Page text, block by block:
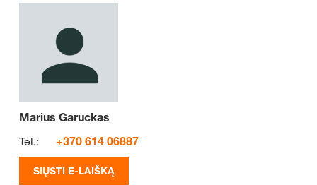
Marius Garuckas
Tel.:
+370 614 06887
SIŲSTI E-LAIŠKĄ